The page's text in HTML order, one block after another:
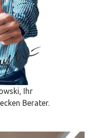
Ihr
Berater.